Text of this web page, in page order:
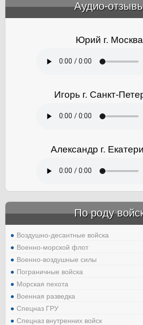
Аудио-
Юрий г. Москва
Игорь г. Санкт-
Александр г.
По роду
Воздушно-десантные войска
Военно-морской флот
Военно-воздушные силы
Пограничные войска
Морская пехота
Военная разведка
Спецназ ГРУ
Спецназ внутренних войск